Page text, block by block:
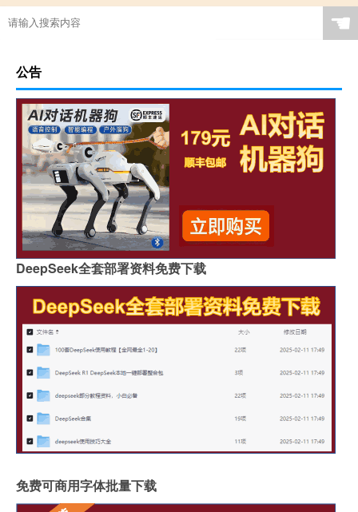
☚
公告
DeepSeek全套部署资料免费下载
免费可商用字体批量下载